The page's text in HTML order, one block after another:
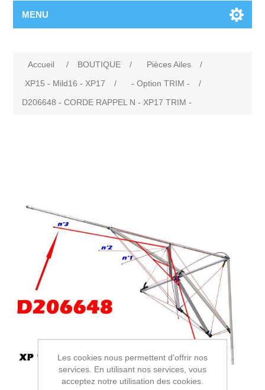
MENU
Accueil / BOUTIQUE / Pièces Ailes
/
XP15 - Mild16 - XP17
/ - Option TRIM -
/
D206648 - CORDE RAPPEL N - XP17 TRIM -
Les cookies nous permettent d'offrir nos
services. En utilisant nos services, vous
acceptez notre utilisation des cookies.